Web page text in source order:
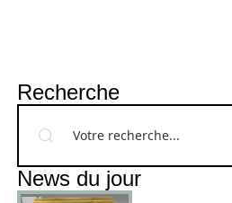
Recherche
News du jour